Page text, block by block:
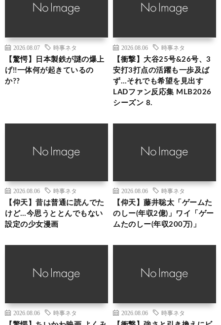
2026.08.07 時事ネタ
【驚愕】日本製鉄が謎の爆上
げ!!一体何が起きているの
か??
2026.08.06 時事ネタ
【衝撃】大谷25号&26号、3
安打3打点の活躍も一歩及ば
ず…それでも希望を見出す
LADファン反応集 MLB2026
シーズン 8.
2026.08.06 時事ネタ
【仰天】昔は普通に読んでた
けど…今思うととんでもない
設定の少女漫画
2026.08.06 時事ネタ
【仰天】藤井聡太「ゲームた
のしー(年収2億)」ワイ「ゲー
ムたのしー(年収200万)」
2026.08.06 時事ネタ 2026.08.06 時事ネタ